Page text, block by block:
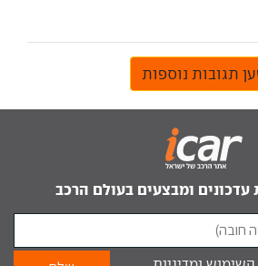
תגובות נוספות
ומבצעים בעולם הרכב